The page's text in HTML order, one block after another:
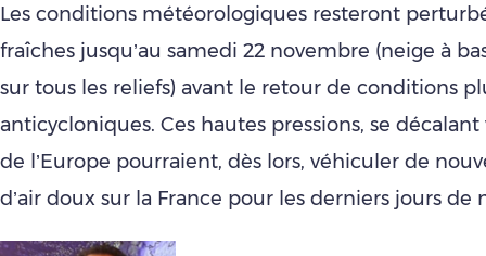
Les conditions météorologiques resteront
fraîches jusqu’au samedi 22 novembre (neige à
sur tous les reliefs) avant le retour de conditions
anticycloniques. Ces hautes pressions, se
de l’Europe pourraient, dès lors, véhiculer de
d’air doux sur la France pour les derniers jours